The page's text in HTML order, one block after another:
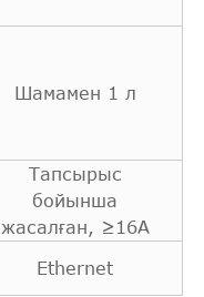
Шамамен 1 л
Тапсырыс
бойынша
жасалған, ≥16A
Ethernet